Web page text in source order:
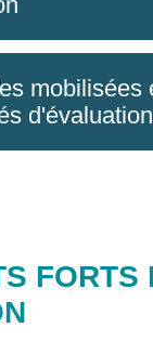
mobilisées
d'évaluation
FORTS